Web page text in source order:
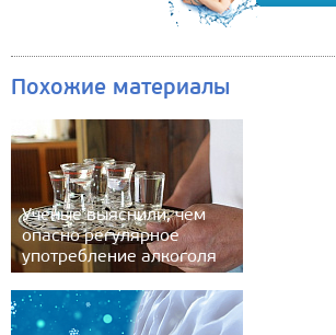
Похожие материалы
Ученые выяснили, чем
опасно регулярное
употребление алкоголя